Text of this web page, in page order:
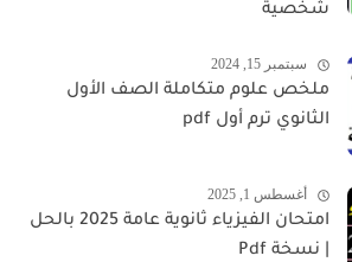
شخصية
سبتمبر 15, 2024
ملخص علوم متكاملة الصف الأول
الثانوي ترم أول pdf
أغسطس 1, 2025
امتحان الفيزياء ثانوية عامة 2025 بالحل
| نسخة Pdf